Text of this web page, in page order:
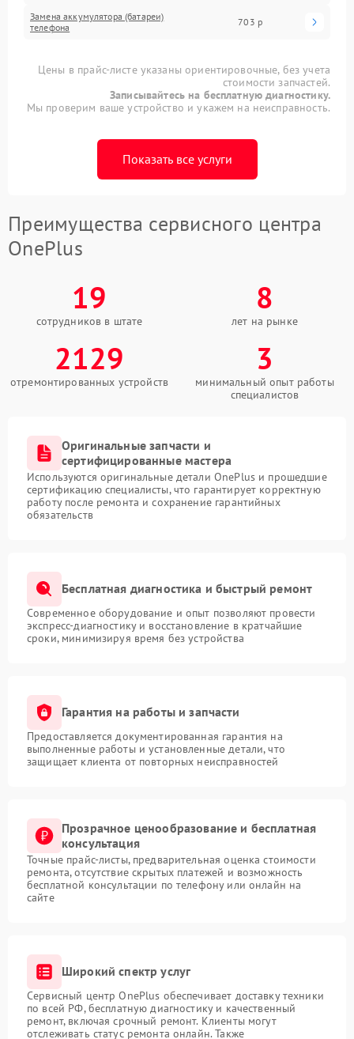
Замена аккумулятора (батареи)
телефона
703 р
Цены в прайс-листе указаны ориентировочные, без учета
стоимости запчастей.
Записывайтесь на бесплатную диагностику.
Мы проверим ваше устройство и укажем на неисправность.
Показать все услуги
Преимущества сервисного центра
OnePlus
19
сотрудников в штате
8
лет на рынке
2129
отремонтированных устройств
3
минимальный опыт работы
специалистов
Оригинальные запчасти и
сертифицированные мастера
Используются оригинальные детали OnePlus и прошедшие
сертификацию специалисты, что гарантирует корректную
работу после ремонта и сохранение гарантийных
обязательств
Бесплатная диагностика и быстрый ремонт
Современное оборудование и опыт позволяют провести
экспресс-диагностику и восстановление в кратчайшие
сроки, минимизируя время без устройства
Гарантия на работы и запчасти
Предоставляется документированная гарантия на
выполненные работы и установленные детали, что
защищает клиента от повторных неисправностей
Прозрачное ценообразование и бесплатная
консультация
Точные прайс-листы, предварительная оценка стоимости
ремонта, отсутствие скрытых платежей и возможность
бесплатной консультации по телефону или онлайн на
сайте
Широкий спектр услуг
Сервисный центр OnePlus обеспечивает доставку техники
по всей РФ, бесплатную диагностику и качественный
ремонт, включая срочный ремонт. Клиенты могут
отслеживать статус ремонта онлайн. Также